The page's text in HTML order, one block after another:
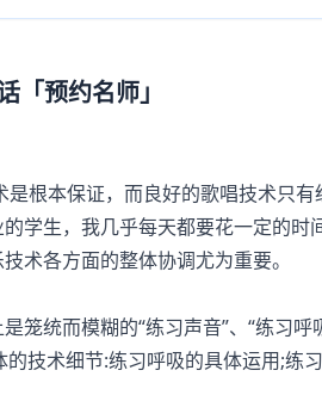
「预约名师」
本保证，而良好的歌唱技术只有
学生，我几乎每天都要花一定的
术各方面的整体协调尤为重要。
统而模糊的“练习声音”、“练习呼
技术细节:练习呼吸的具体运用;练